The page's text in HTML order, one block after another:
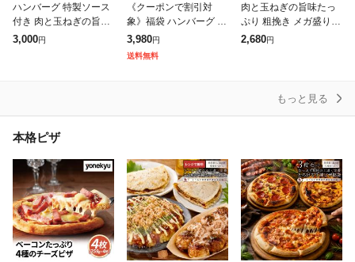
ハンバーグ 特製ソース
付き 肉と玉ねぎの旨味
たっぷり 粗挽き メガ盛
3,000円
《クーポンで割引対
象》福袋 ハンバーグ 2
種セット 2.2kg (プレー
ン100g×12個、チーズ
3,980円
送料無料
肉と玉ねぎの旨味たっ
ぷり 粗挽き メガ盛り
ハンバーグ 1.2kg (100g
2,680円
もっと見る
本格ピザ